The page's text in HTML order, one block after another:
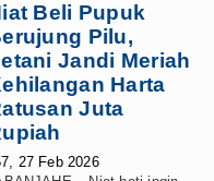
Beli Pupuk
Pilu,
Jandi Meriah
Harta
Juta
27 Feb 2026